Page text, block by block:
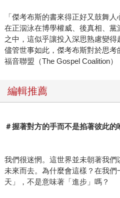
「傑考布斯的書來得正好又鼓舞
在正泅泳在博學權威、後真相、
之中，這似乎讓投入深思熟慮變
儘管世事如此，傑考布斯對於思
福音聯盟（The Gospel Coalition）
編輯推薦
＃握著對方的手而不是掐著彼此
我們很迷惘。這世界並未朝著我
未來而去。為什麼會這樣？在我
天」，不是意味著「進步」嗎？